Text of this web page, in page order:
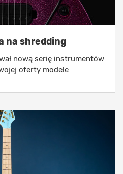
na shredding
nową serię instrumentów
oferty modele